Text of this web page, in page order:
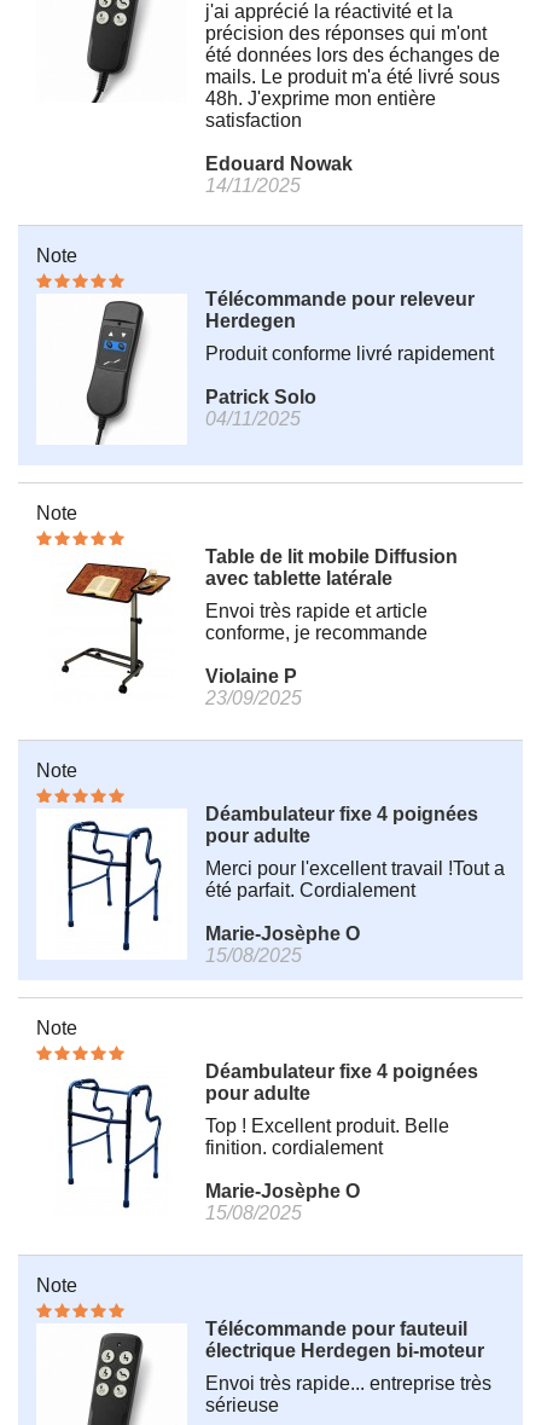
j'ai apprécié la réactivité et la
précision des réponses qui m'ont
été données lors des échanges de
mails. Le produit m'a été livré sous
48h. J'exprime mon entière
satisfaction
Edouard Nowak
14/11/2025
Note
Télécommande pour releveur
Herdegen
Produit conforme livré rapidement
Patrick Solo
04/11/2025
Note
Table de lit mobile Diffusion
avec tablette latérale
Envoi très rapide et article
conforme, je recommande
Violaine P
23/09/2025
Note
Déambulateur fixe 4 poignées
pour adulte
Merci pour l'excellent travail !Tout a
été parfait. Cordialement
Marie-Josèphe O
15/08/2025
Note
Déambulateur fixe 4 poignées
pour adulte
Top ! Excellent produit. Belle
finition. cordialement
Marie-Josèphe O
15/08/2025
Note
Télécommande pour fauteuil
électrique Herdegen bi-moteur
Envoi très rapide... entreprise très
sérieuse